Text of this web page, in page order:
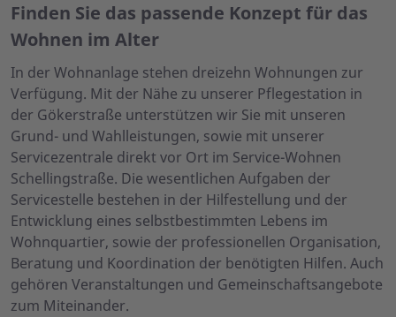
Finden Sie das passende Konzept für das
Wohnen im Alter
In der Wohnanlage stehen dreizehn Wohnungen zur
Verfügung. Mit der Nähe zu unserer Pflegestation in
der Gökerstraße unterstützen wir Sie mit unseren
Grund- und Wahlleistungen, sowie mit unserer
Servicezentrale direkt vor Ort im Service-Wohnen
Schellingstraße. Die wesentlichen Aufgaben der
Servicestelle bestehen in der Hilfestellung und der
Entwicklung eines selbstbestimmten Lebens im
Wohnquartier, sowie der professionellen Organisation,
Beratung und Koordination der benötigten Hilfen. Auch
gehören Veranstaltungen und Gemeinschaftsangebote
zum Miteinander.